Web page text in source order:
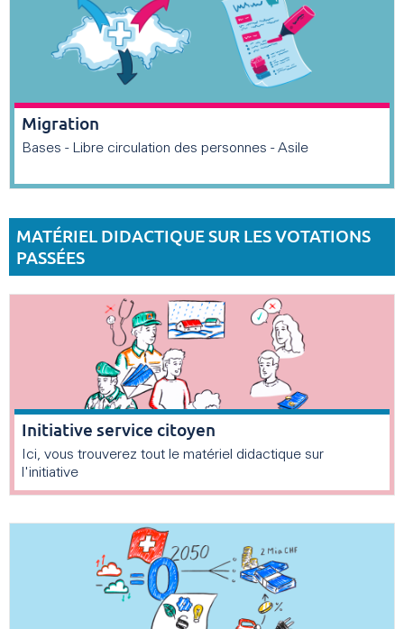
Migration
Bases - Libre circulation des personnes - Asile
MATÉRIEL DIDACTIQUE SUR LES VOTATIONS
PASSÉES
Initiative service citoyen
Ici, vous trouverez tout le matériel didactique sur
l'initiative